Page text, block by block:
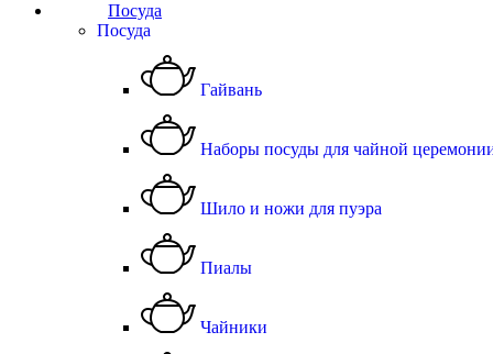
Посуда
Посуда
Гайвань
Наборы посуды для чайной
Шило и ножи для пуэра
Пиалы
Чайники